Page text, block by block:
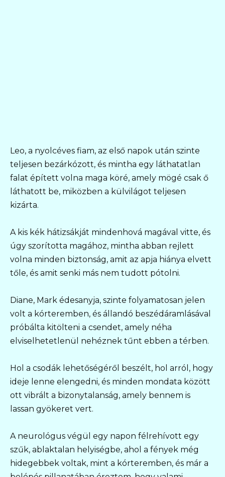
Leo, a nyolcéves fiam, az első napok után szinte
teljesen bezárkózott, és mintha egy láthatatlan
falat épített volna maga köré, amely mögé csak ő
láthatott be, miközben a külvilágot teljesen
kizárta.
A kis kék hátizsákját mindenhová magával vitte, és
úgy szorította magához, mintha abban rejlett
volna minden biztonság, amit az apja hiánya elvett
tőle, és amit senki más nem tudott pótolni.
Diane, Mark édesanyja, szinte folyamatosan jelen
volt a kórteremben, és állandó beszédáramlásával
próbálta kitölteni a csendet, amely néha
elviselhetetlenül nehéznek tűnt ebben a térben.
Hol a csodák lehetőségéről beszélt, hol arról, hogy
ideje lenne elengedni, és minden mondata között
ott vibrált a bizonytalanság, amely bennem is
lassan gyökeret vert.
A neurológus végül egy napon félrehívott egy
szűk, ablaktalan helyiségbe, ahol a fények még
hidegebbek voltak, mint a kórteremben, és már a